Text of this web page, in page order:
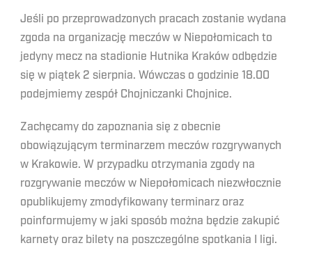
Jeśli po przeprowadzonych pracach zostanie wydana
zgoda na organizację meczów w Niepołomicach to
jedyny mecz na stadionie Hutnika Kraków odbędzie
się w piątek 2 sierpnia. Wówczas o godzinie 18.00
podejmiemy zespół Chojniczanki Chojnice.
Zachęcamy do zapoznania się z obecnie
obowiązującym terminarzem meczów rozgrywanych
w Krakowie. W przypadku otrzymania zgody na
rozgrywanie meczów w Niepołomicach niezwłocznie
opublikujemy zmodyfikowany terminarz oraz
poinformujemy w jaki sposób można będzie zakupić
karnety oraz bilety na poszczególne spotkania I ligi.